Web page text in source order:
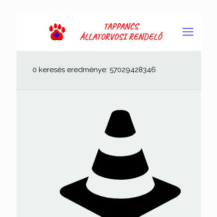
0 keresés eredménye: 57029428346